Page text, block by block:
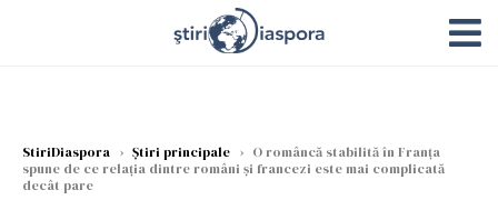
StiriDiaspora › Știri principale › O româncă stabilită în Franța
spune de ce relația dintre români și francezi este mai complicată
decât pare